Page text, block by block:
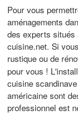
Pour vous
aménagements
des experts situés
cuisine.net. Si
rustique ou de
pour vous !
cuisine
américaine sont
professionnel est